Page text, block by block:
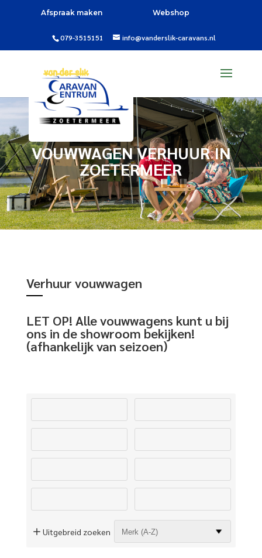
Afspraak maken Webshop
079-3515151 info@vanderslik-caravans.nl
VOUWWAGEN VERHUUR IN
ZOETERMEER
Verhuur vouwwagen
LET OP! Alle vouwwagens kunt u bij
ons in de showroom bekijken!
(afhankelijk van seizoen)
Uitgebreid zoeken